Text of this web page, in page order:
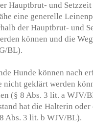
Hauptbrut- und
eine generelle
der Hauptbrut- und
können und die
BL).
Hunde können nach
nicht geklärt werden
(§ 8 Abs. 3 lit. a WJV/
hat die Halterin
Abs. 3 lit. b WJV/BL).